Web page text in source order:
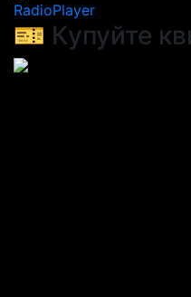
RadioPlayer
🎫 Купуйте